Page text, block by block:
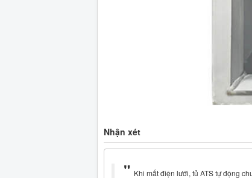
Nhận xét
Khi mất điện lưới, tủ ATS tự động